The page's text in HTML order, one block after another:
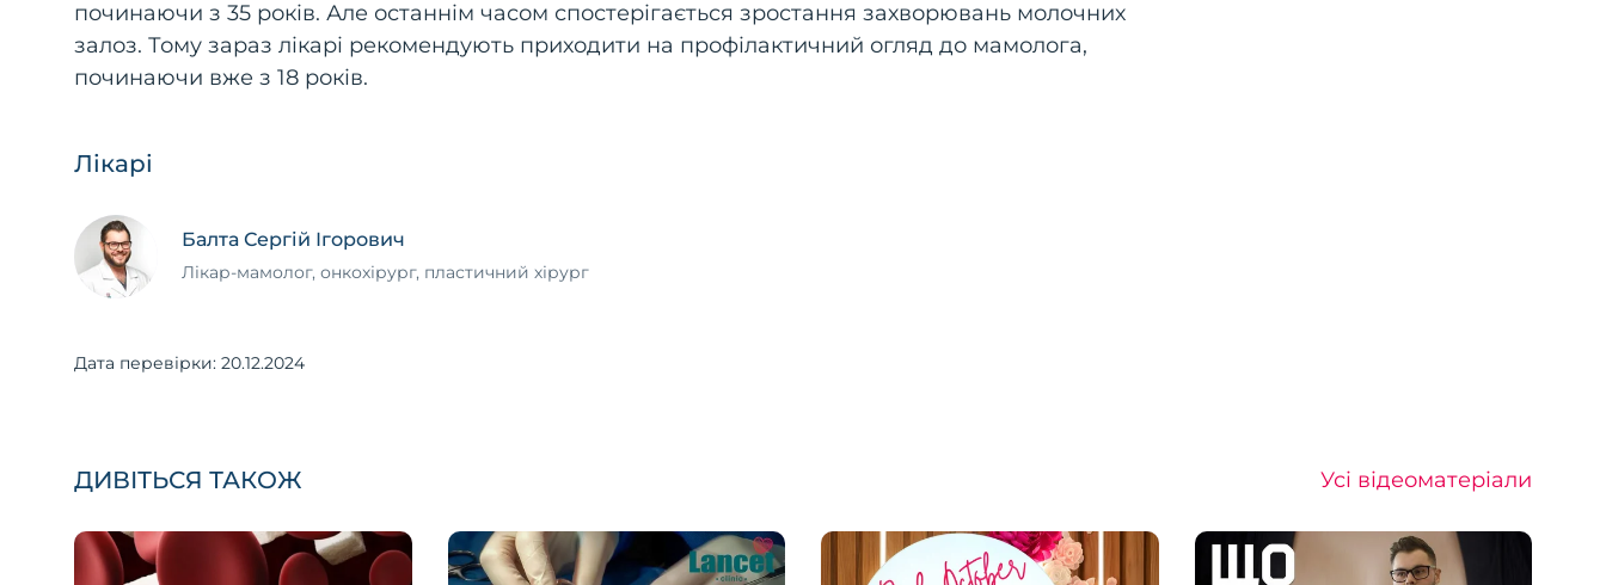
починаючи з 35 років. Але останнім часом спостерігається зростання захворювань молочних
залоз. Тому зараз лікарі рекомендують приходити на профілактичний огляд до мамолога,
починаючи вже з 18 років.
Лікарі
Балта Сергій Ігорович
Лікар-мамолог, онкохірург, пластичний хірург
Дата перевірки: 20.12.2024
ДИВІТЬСЯ ТАКОЖ Усі відеоматеріали